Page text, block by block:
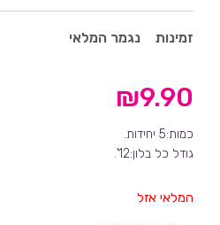
זמינות נגמר המלאי
₪9.90
כמות:5 יחידות.
גודל כל בלון:12'.
המלאי אזל